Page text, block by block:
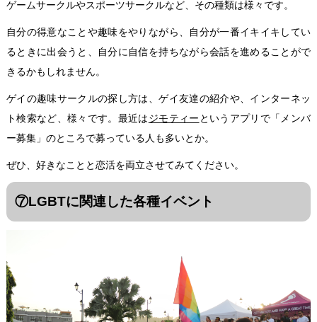
ゲームサークルやスポーツサークルなど、その種類は様々です。
自分の得意なことや趣味をやりながら、自分が一番イキイキしてい
るときに出会うと、自分に自信を持ちながら会話を進めることがで
きるかもしれません。
ゲイの趣味サークルの探し方は、ゲイ友達の紹介や、インターネッ
ト検索など、様々です。最近はジモティー というアプリで「メンバ
ー募集」のところで募っている人も多いとか。
ぜひ、好きなことと恋活を両立させてみてください。
⑦LGBTに関連した各種イベント